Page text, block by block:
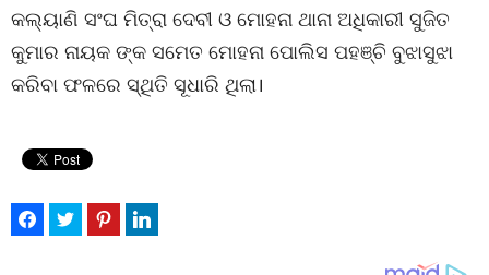
କଲ୍ୟାଣି ସଂଘ ମିତ୍ରା ଦେବୀ ଓ ମୋହନା ଥାନା ଅଧିକାରୀ ସୁଜିତ
କୁମାର ନାୟକ ଙ୍କ ସମେତ ମୋହନା ପୋଲିସ ପହଞ୍ଚି ବୁଝାସୁଝା
କରିବା ଫଳରେ ସ୍ଥିତି ସୂଧାରି ଥିଲା।